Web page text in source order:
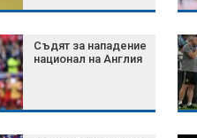
Съдят за нападение
национал на Англия